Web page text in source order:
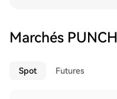
Marchés PUNCH
Spot Futures